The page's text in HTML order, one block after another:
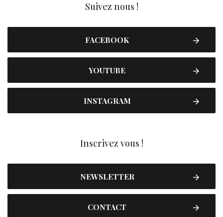
Suivez nous !
FACEBOOK
YOUTUBE
INSTAGRAM
Inscrivez vous !
NEWSLETTER
CONTACT